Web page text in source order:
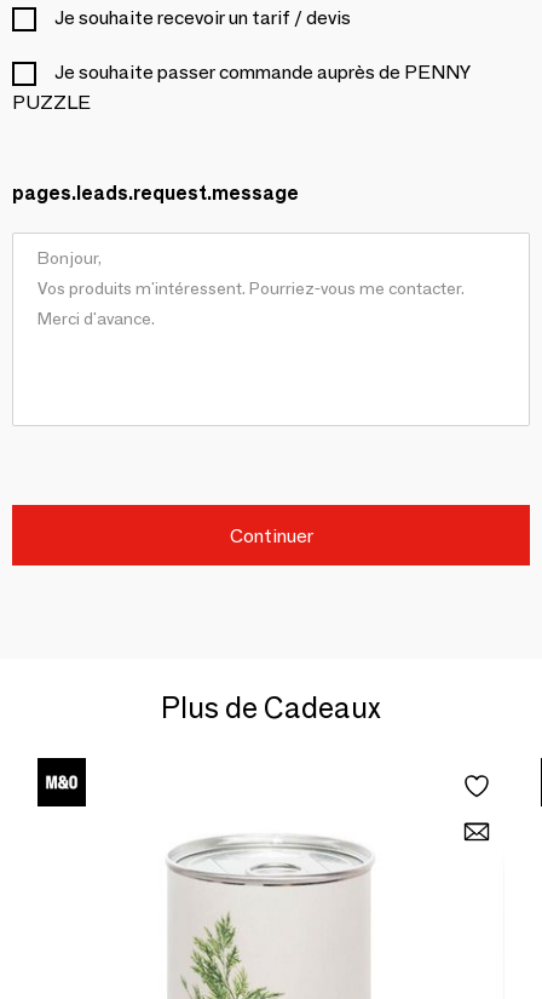
Je souhaite recevoir un tarif / devis
Je souhaite passer commande auprès de PENNY
PUZZLE
pages.leads.request.message
Continuer
Plus de Cadeaux